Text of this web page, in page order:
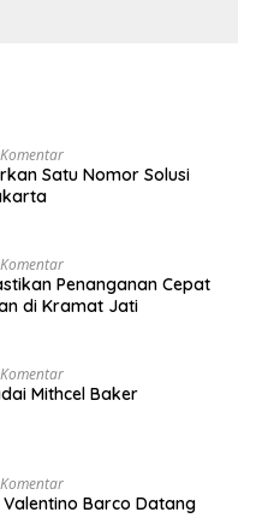
Satu Nomor Solusi
Penanganan Cepat
di Kramat Jati
Mithcel Baker
Barco Datang